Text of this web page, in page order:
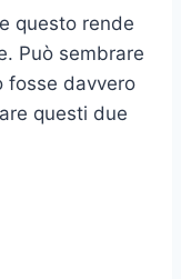
e questo rende
Può sembrare
fosse davvero
questi due